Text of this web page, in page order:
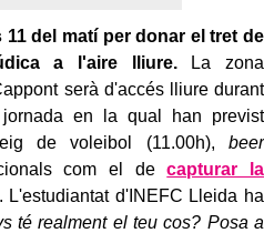
del matí per donar el tret de
a l'aire lliure.La zona
serà d'accés lliure durant
en la qual han previst
de voleibol (11.00h), beer
com el decapturar la
L'estudiantat d'INEFC Lleida ha
té realment el teu cos? Posa a